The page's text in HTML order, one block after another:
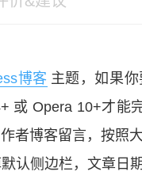
博客 主题，如果
或 Opera 10+才
者博客留言，按照
认侧边栏，文章日